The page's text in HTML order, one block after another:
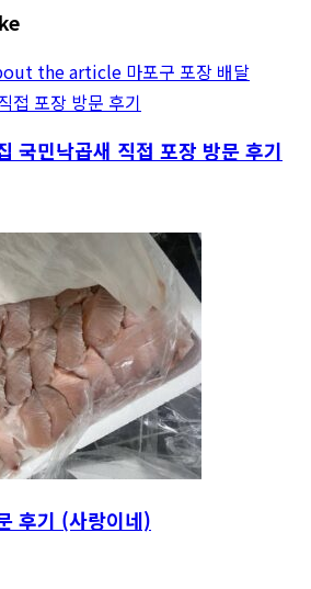
국민낙곱새 직접 포장 방문 후기
후기 (사랑이네)